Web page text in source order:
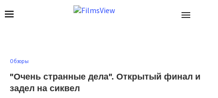
Обзоры
"Очень странные дела". Открытый финал и
задел на сиквел